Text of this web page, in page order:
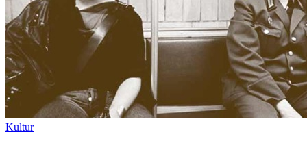
Kultur